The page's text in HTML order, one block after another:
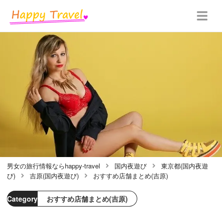
男女の旅行情報ならhappy-travel 国内夜遊び
東京都(国内夜遊
び)
吉原(国内夜遊び) おすすめ店舗まとめ(吉原)
Category おすすめ店舗まとめ(吉原)